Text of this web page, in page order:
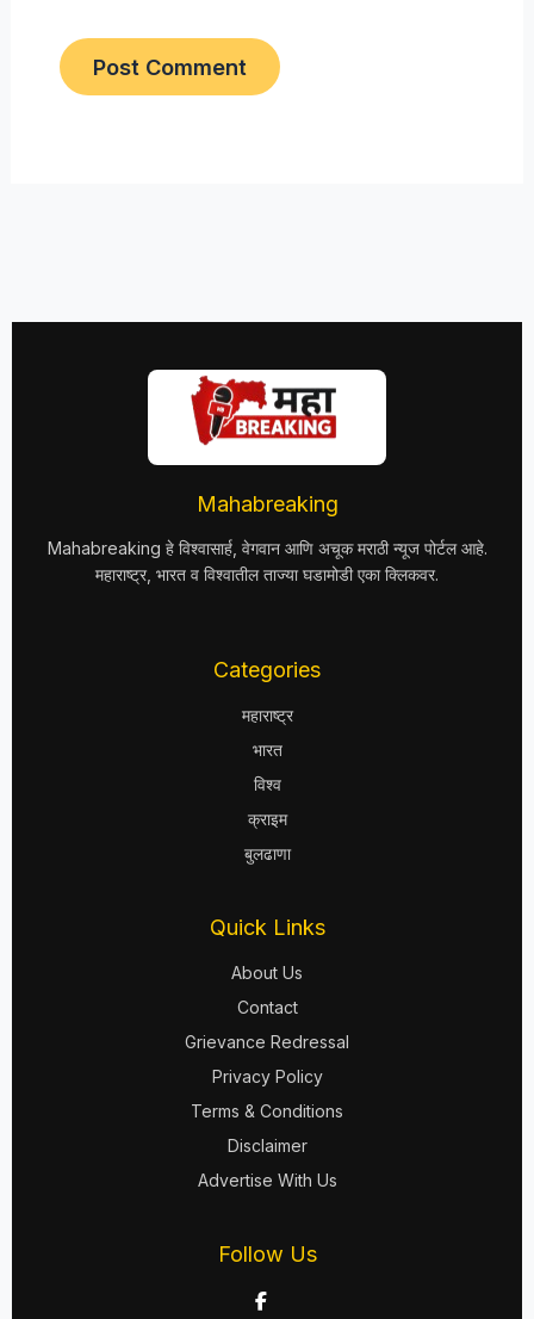
Mahabreaking
Mahabreaking हे विश्वासार्ह, वेगवान आणि अचूक मराठी न्यूज पोर्टल आहे.
महाराष्ट्र, भारत व विश्वातील ताज्या घडामोडी एका क्लिकवर.
Categories
महाराष्ट्र
भारत
विश्व
क्राइम
बुलढाणा
Quick Links
About Us
Contact
Grievance Redressal
Privacy Policy
Terms & Conditions
Disclaimer
Advertise With Us
Follow Us